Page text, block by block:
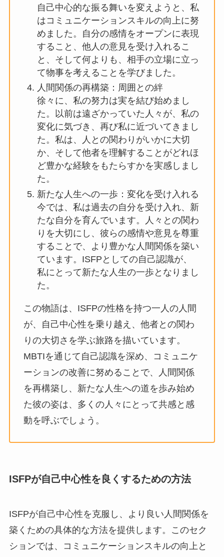
自己中心的な振る舞いを変えようと、私
はコミュニケーションスキルの向上に努
めました。自分の感情をオープンに表現
すること、他人の意見を受け入れるこ
と、そして何よりも、相手の立場に立っ
て物事を考えることを学びました。
人間関係の再構築：周囲との絆
徐々に、私の努力は実を結び始めまし
た。以前は遠ざかっていた人々が、私の
変化に気づき、再び私に近づいてきまし
た。私は、人との関わりがいかに大切
か、そして他者を理解することがどれほ
ど豊かな経験をもたらすかを実感しまし
た。
新たな人生への一歩：変化を受け入れる
今では、私は過去の自分を受け入れ、新
たな自分を育んでいます。人々との関わ
りを大切にし、彼らの感情や意見を尊重
することで、より豊かな人間関係を築い
ています。ISFPとしての自己認識が、
私にとって新たな人生の一歩となりまし
た。
この物語は、ISFPの性格を持つ一人の人間
が、自己中心性を乗り越え、他者との関わ
りの大切さを学ぶ旅路を描いています。
MBTIを通じて自己認識を深め、コミュニケ
ーションの改善に努めることで、人間関係
を再構築し、新たな人生への道を歩み始め
た彼の姿は、多くの人々にとって共感と感
動を呼ぶでしょう。
ISFPが自己中心性を良くするための方法
ISFPが自己中心性を克服し、より良い人間関係を
築くための具体的な方法を提供します。このセク
ションでは、コミュニケーションスキルの向上と